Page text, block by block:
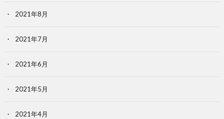
2021年8月
2021年7月
2021年6月
2021年5月
2021年4月